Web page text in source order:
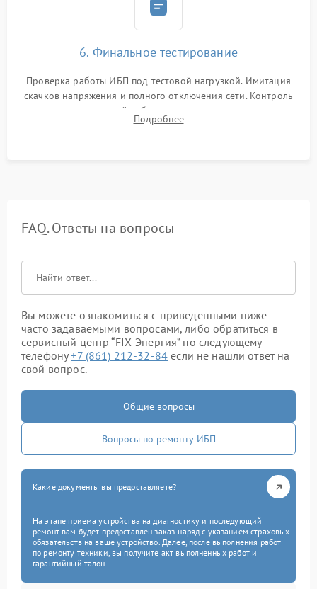
6. Финальное тестирование
Проверка работы ИБП под тестовой нагрузкой. Имитация
скачков напряжения и полного отключения сети. Контроль
времени автономной работы, температурного режима и
корректности формы выходного сигнала.
Подробнее
FAQ. Ответы на вопросы
Вы можете ознакомиться с приведенными ниже
часто задаваемыми вопросами, либо обратиться в
сервисный центр “FIX-Энергия” по следующему
телефону+7 (861) 212-32-84 если не нашли ответ на
свой вопрос.
Общие вопросы
Вопросы по ремонту ИБП
Какие документы вы предоставляете?
На этапе приема устройства на диагностику и последующий
ремонт вам будет предоставлен заказ-наряд с указанием страховых
обязательств на ваше устройство. Далее, после выполнения работ
по ремонту техники, вы получите акт выполненных работ и
гарантийный талон.